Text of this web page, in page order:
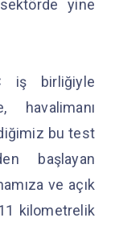
yine
iş birliğiyle
havalimanı
bu test
başlayan
ve açık
kilometrelik